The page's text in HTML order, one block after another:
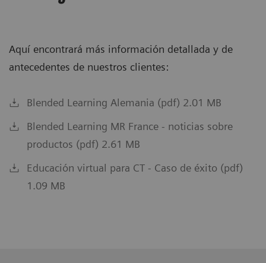
Aquí encontrará más información detallada y de
antecedentes de nuestros clientes:
Blended Learning Alemania (pdf) 2.01 MB
Blended Learning MR France - noticias sobre
productos (pdf) 2.61 MB
Educación virtual para CT - Caso de éxito (pdf)
1.09 MB